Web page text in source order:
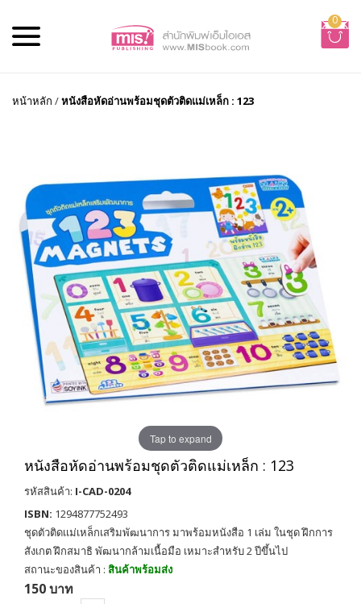
0
หน้าหลัก /หนังสือหัดอ่านพร้อมชุดตัวติดแม่เหล็ก : 123
Tap to expand
หนังสือหัดอ่านพร้อมชุดตัวติดแม่เหล็ก : 123
รหัสสินค้า: I-CAD-0204
ISBN: 1294877752493
ชุดตัวติดเเม่เหล็กเสริมพัฒนาการ มาพร้อมหนังสือ 1 เล่ม ในชุด ฝึกการ
สังเกต ฝึกสมาธิ พัฒนากล้ามเนื้อมือ เหมาะสำหรับ 2 ปีขึ้นไป
สถานะของสินค้า : สินค้าพร้อมส่ง
150 บาท